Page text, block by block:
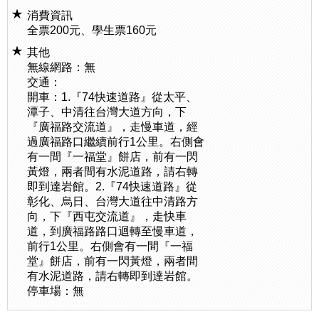
消費資訊
全票200元、學生票160元
其他
無線網路：無
交通：
開車：1.『74快速道路』從太平、
潭子、中清往台灣大道方向，下
『廣福路交流道』，走慢車道，經
過廣福路口繼續前行1公里。右側會
有一間『一福堂』餅店，前有一閃
黃燈，兩者間有水泥道路，請右轉
即到達岩館。2.『74快速道路』從
彰化、烏日、台灣大道往中清路方
向，下『西屯交流道』，走快車
道，到廣福路路口迴轉至慢車道，
前行1公里。右側會有一間『一福
堂』餅店，前有一閃黃燈，兩者間
有水泥道路，請右轉即到達岩館。
停車場：無